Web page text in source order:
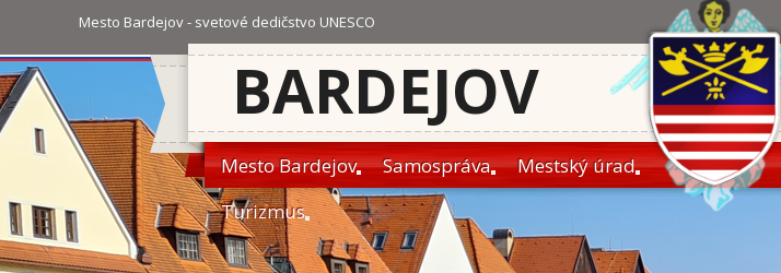
Mesto Bardejov - svetové dedičstvo UNESCO
BARDEJOV
Mesto Bardejov Samospráva Mestský úrad
Turizmus